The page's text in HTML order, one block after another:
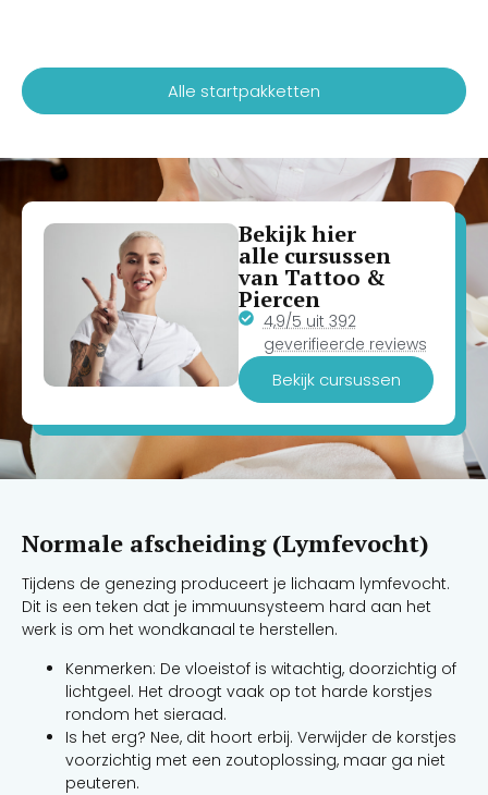
Alle startpakketten
Bekijk hier
alle cursussen
van Tattoo &
Piercen
4,9/5 uit 392
geverifieerde reviews
Bekijk cursussen
Normale afscheiding (Lymfevocht)
Tijdens de genezing produceert je lichaam lymfevocht.
Dit is een teken dat je immuunsysteem hard aan het
werk is om het wondkanaal te herstellen.
Kenmerken: De vloeistof is witachtig, doorzichtig of
lichtgeel. Het droogt vaak op tot harde korstjes
rondom het sieraad.
Is het erg? Nee, dit hoort erbij. Verwijder de korstjes
voorzichtig met een zoutoplossing, maar ga niet
peuteren.